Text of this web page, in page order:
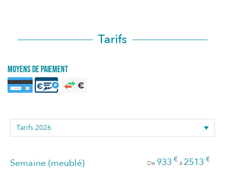
Tarifs
Moyens de paiement
Semaine (meublé) De 933 €à 2513 €